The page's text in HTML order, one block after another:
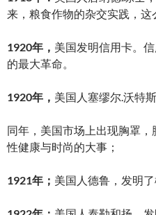
来，粮食作物的杂交实践，这
1920年， 美国发明信用卡。
的最大革命。
1920年， 美国人塞缪尔.沃特
同年，美国市场上出现胸罩
性健康与时尚的大事；
1921年； 美国人德鲁，发明了